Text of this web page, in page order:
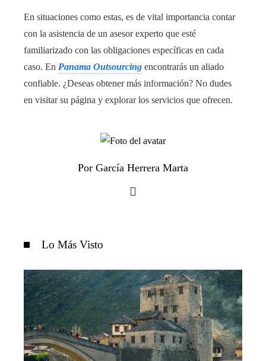
En situaciones como estas, es de vital importancia contar
con la asistencia de un asesor experto que esté
familiarizado con las obligaciones específicas en cada
caso. En Panama Outsourcing encontrarás un aliado
confiable. ¿Deseas obtener más información? No dudes
en visitar su página y explorar los servicios que ofrecen.
Por García Herrera Marta
Lo Más Visto